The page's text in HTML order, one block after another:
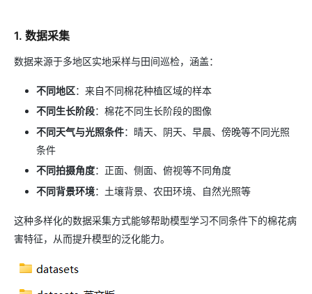
1. 数据采集
数据来源于多地区实地采样与田间巡检，涵盖：
不同地区：来自不同棉花种植区域的样本
不同生长阶段：棉花不同生长阶段的图像
不同天气与光照条件：晴天、阴天、早晨、傍晚等不同光照
条件
不同拍摄角度：正面、侧面、俯视等不同角度
不同背景环境：土壤背景、农田环境、自然光照等
这种多样化的数据采集方式能够帮助模型学习不同条件下的棉花病
害特征，从而提升模型的泛化能力。